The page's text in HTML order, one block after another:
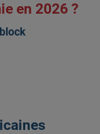
en 2026 ?